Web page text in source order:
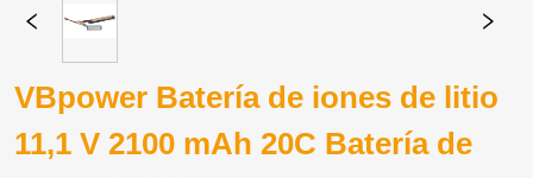
VBpower Batería de iones de litio
11,1 V 2100 mAh 20C Batería de